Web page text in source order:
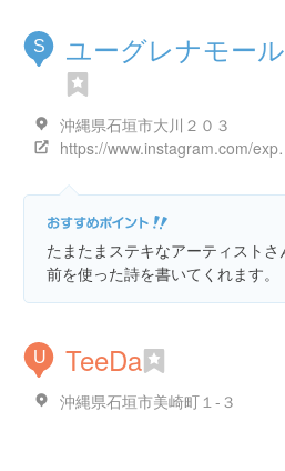
S ユーグレナモール
沖縄県石垣市大川２０３
https://
たまたまステキなアーティスト
前を使った詩を書いてくれます。
U TeeDa
沖縄県石垣市美崎町１-３